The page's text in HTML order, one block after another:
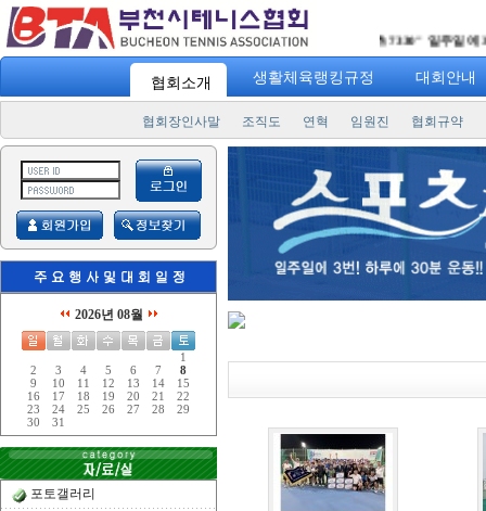
스포츠 7330" 일주일에 3
협회소개 생활체육랭킹규정 대회안내
협회장인사말 조직도 연혁 임원진 협회규약
2026년 08월
1
2
3 4 5 6 7
8
9
10 11 12 13 14
15
16
17 18 19 20 21
22
23
24 25 26 27 28
29
30
31
포토갤러리